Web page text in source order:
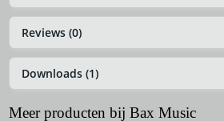
Reviews (0)
Downloads (1)
Meer producten bij Bax Music